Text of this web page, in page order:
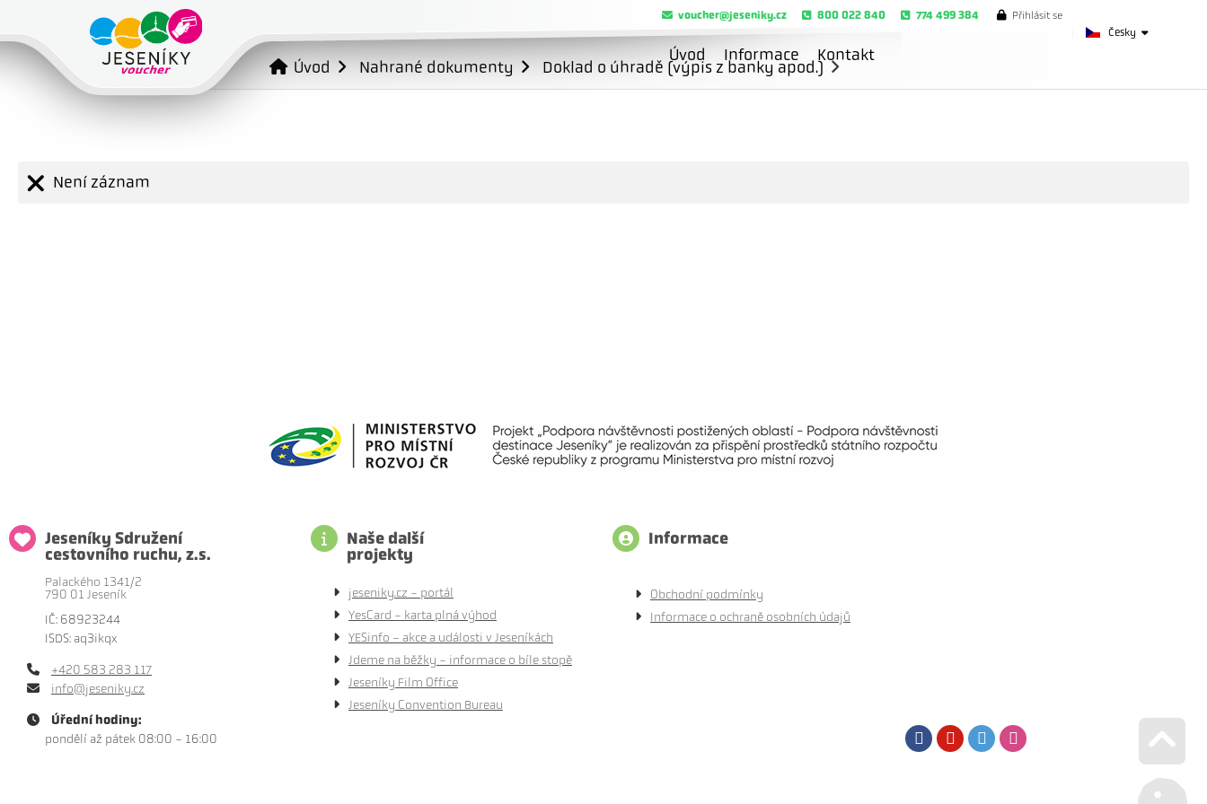
Česky
voucher@jeseniky.cz 800 022 840 774 499 384 Přihlásit se
Úvod Informace Kontakt
Úvod Nahrané dokumenty Doklad o úhradě (výpis z banky apod.)
Není záznam
Jeseníky Sdružení
cestovního ruchu, z.s.
Palackého 1341/2
790 01 Jeseník
IČ: 68923244
ISDS: aq3ikqx
+420 583 283 117
info@jeseniky.cz
Úřední hodiny:
pondělí až pátek 08:00 - 16:00
Naše další
projekty
jeseniky.cz - portál
YesCard - karta plná výhod
YESinfo - akce a události v Jeseníkách
Jdeme na běžky - informace o bíle stopě
Jeseníky Film Office
Jeseníky Convention Bureau
Informace
Obchodní podmínky
Informace o ochraně osobních údajů
FacebookYoutubeTwitter
Go